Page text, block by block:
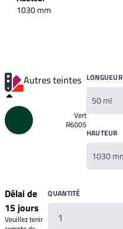
1030 mm
Autres teintes
Vert
R6005
LONGUEUR
HAUTEUR
Délai de
15 jours
Veuillez tenir
QUANTITÉ